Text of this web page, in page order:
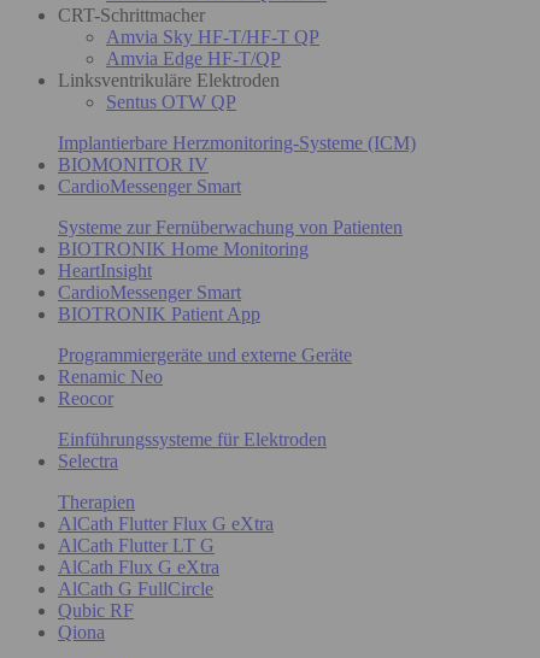
CRT-Schrittmacher
Amvia Sky HF-T/HF-T QP
Amvia Edge HF-T/QP
Linksventrikuläre Elektroden
Sentus OTW QP
Implantierbare Herzmonitoring-Systeme (ICM)
BIOMONITOR IV
CardioMessenger Smart
Systeme zur Fernüberwachung von Patienten
BIOTRONIK Home Monitoring
HeartInsight
CardioMessenger Smart
BIOTRONIK Patient App
Programmiergeräte und externe Geräte
Renamic Neo
Reocor
Einführungssysteme für Elektroden
Selectra
Therapien
AlCath Flutter Flux G eXtra
AlCath Flutter LT G
AlCath Flux G eXtra
AlCath G FullCircle
Qubic RF
Qiona